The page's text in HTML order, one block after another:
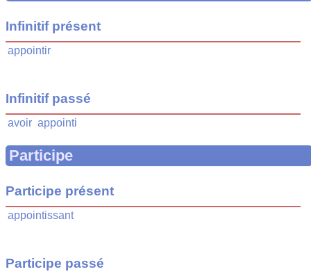
Infinitif présent
appointir
Infinitif passé
avoir appointi
Participe
Participe présent
appointissant
Participe passé